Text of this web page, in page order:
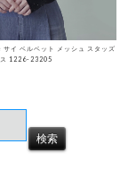
イ ベルベット メッシュ スタッズ
ス 1226-23205